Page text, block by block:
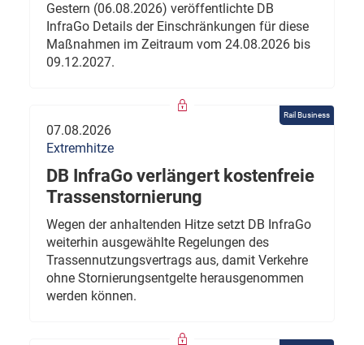
Gestern (06.08.2026) veröffentlichte DB
InfraGo Details der Einschränkungen für diese
Maßnahmen im Zeitraum vom 24.08.2026 bis
09.12.2027.
Rail Business
07.08.2026
Extremhitze
DB InfraGo verlängert kostenfreie
Trassenstornierung
Wegen der anhaltenden Hitze setzt DB InfraGo
weiterhin ausgewählte Regelungen des
Trassennutzungsvertrags aus, damit Verkehre
ohne Stornierungsentgelte herausgenommen
werden können.